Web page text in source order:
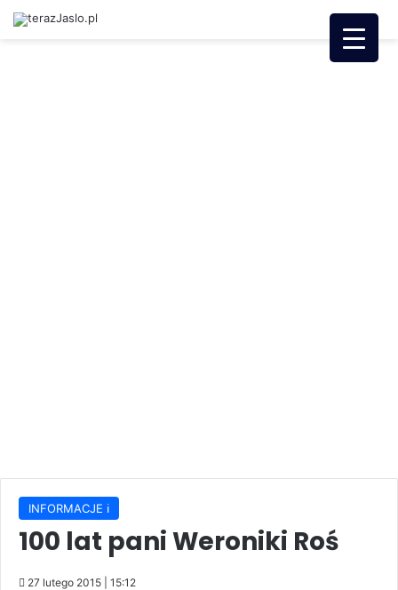
INFORMACJE ℹ️
100 lat pani Weroniki Roś
27 lutego 2015 | 15:12